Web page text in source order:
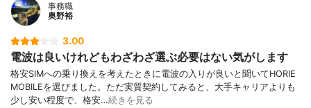
事務職
奥野裕
3.00
電波は良いけれどもわざわざ選ぶ必要はない気がします
格安SIMへの乗り換えを考えたときに電波の入りが良いと聞いてHORIE
MOBILEを選びました。ただ実質契約してみると、大手キャリアよりも
少し安い程度で、格安…続きを見る